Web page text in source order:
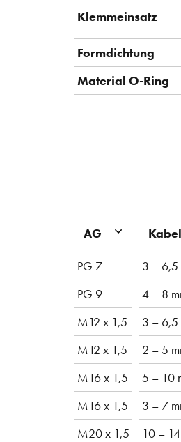
Klemmeinsatz
Formdichtung
Material O-Ring
AG
PG 7 3 – 6,5
PG 9
4 – 8
M12 x 1,5
3 – 6,5
M12 x 1,5
2 – 5
M16 x 1,5
5 – 10
M16 x 1,5
3 – 7
M20 x 1,5
10 –